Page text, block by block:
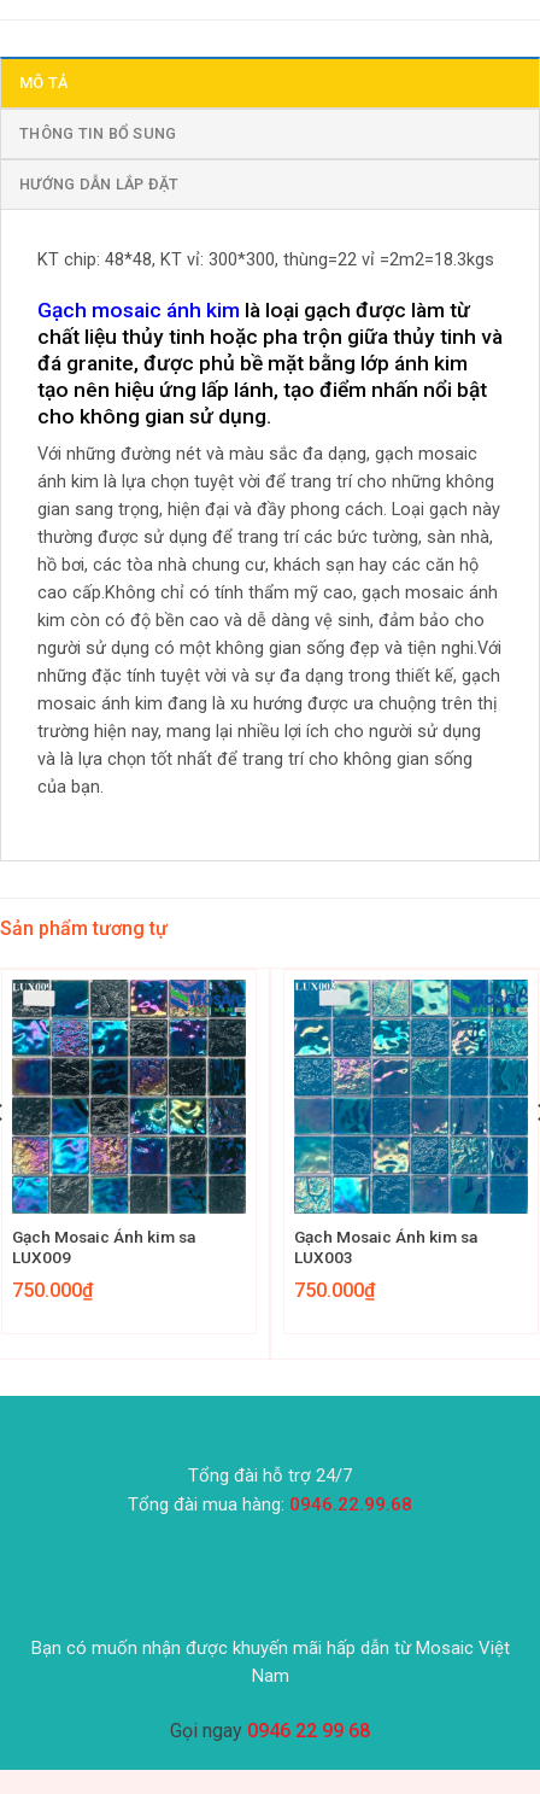
MÔ TẢ
THÔNG TIN BỔ SUNG
HƯỚNG DẪN LẮP ĐẶT
KT chip: 48*48, KT vỉ: 300*300, thùng=22 vỉ =2m2=18.3kgs
Gạch mosaic ánh kim là loại gạch được làm từ
chất liệu thủy tinh hoặc pha trộn giữa thủy tinh và
đá granite, được phủ bề mặt bằng lớp ánh kim
tạo nên hiệu ứng lấp lánh, tạo điểm nhấn nổi bật
cho không gian sử dụng.
Với những đường nét và màu sắc đa dạng, gạch mosaic
ánh kim là lựa chọn tuyệt vời để trang trí cho những không
gian sang trọng, hiện đại và đầy phong cách. Loại gạch này
thường được sử dụng để trang trí các bức tường, sàn nhà,
hồ bơi, các tòa nhà chung cư, khách sạn hay các căn hộ
cao cấp.Không chỉ có tính thẩm mỹ cao, gạch mosaic ánh
kim còn có độ bền cao và dễ dàng vệ sinh, đảm bảo cho
người sử dụng có một không gian sống đẹp và tiện nghi.Với
những đặc tính tuyệt vời và sự đa dạng trong thiết kế, gạch
mosaic ánh kim đang là xu hướng được ưa chuộng trên thị
trường hiện nay, mang lại nhiều lợi ích cho người sử dụng
và là lựa chọn tốt nhất để trang trí cho không gian sống
của bạn.
Sản phẩm tương tự
Gạch Mosaic Ánh kim sa
LUX009
750.000₫
Gạch Mosaic Ánh kim sa
LUX003
750.000₫
Tổng đài hỗ trợ 24/7
Tổng đài mua hàng: 0946.22.99.68
Bạn có muốn nhận được khuyến mãi hấp dẫn từ Mosaic Việt
Nam
Gọi ngay 0946 22 99 68